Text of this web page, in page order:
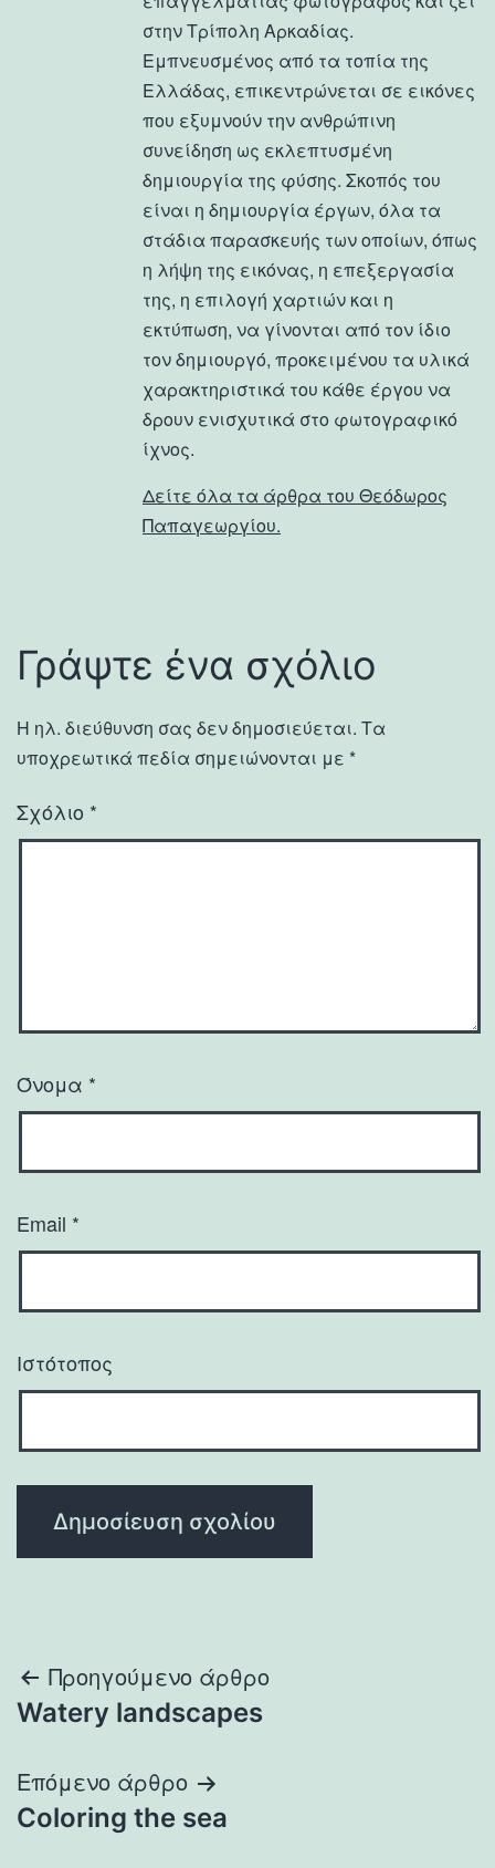
στην Τρίπολη Αρκαδίας.
Εμπνευσμένος από τα τοπία της
Ελλάδας, επικεντρώνεται σε εικόνες
που εξυμνούν την ανθρώπινη
συνείδηση ως εκλεπτυσμένη
δημιουργία της φύσης. Σκοπός του
είναι η δημιουργία έργων, όλα τα
στάδια παρασκευής των οποίων, όπως
η λήψη της εικόνας, η επεξεργασία
της, η επιλογή χαρτιών και η
εκτύπωση, να γίνονται από τον ίδιο
τον δημιουργό, προκειμένου τα υλικά
χαρακτηριστικά του κάθε έργου να
δρουν ενισχυτικά στο φωτογραφικό
ίχνος.
Δείτε όλα τα άρθρα του Θεόδωρος
Παπαγεωργίου.
Γράψτε ένα σχόλιο
Η ηλ. διεύθυνση σας δεν δημοσιεύεται. Τα
υποχρεωτικά πεδία σημειώνονται με *
Σχόλιο *
Όνομα *
Email *
Ιστότοπος
Πλοήγηση
άρθρων
Προηγούμενο άρθρο
Watery landscapes
Επόμενο άρθρο
Coloring the sea